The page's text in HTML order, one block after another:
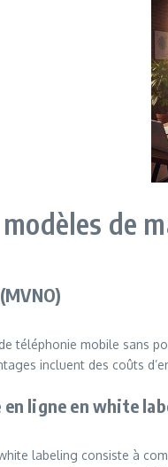
de
téléphonie mobile sans
incluent des coûts
ligne en white
labeling consiste à